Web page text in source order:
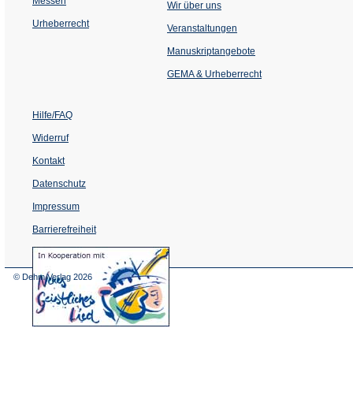
Urheberrecht
Wir über uns
Veranstaltungen
einem
Tab)
Manuskriptangebote
GEMA & Urheberrecht
Hilfe/FAQ
Widerruf
Kontakt
Datenschutz
Impressum
Barrierefreiheit
(Öffnet
in
© Dehm Verlag 2026